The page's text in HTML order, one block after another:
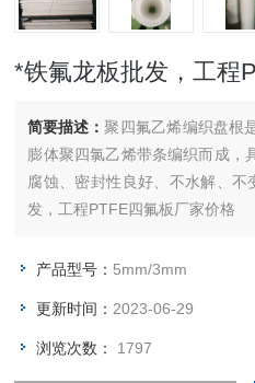
*铁氟龙板批发，工程
简要描述：聚四氟乙烯编织盘根
膨体聚四氯乙烯带条编织而成，
腐蚀、密封性良好、不水解、不变硬等
发，工程PTFE四氟板厂家价格
产品型号： 5mm/3mm
更新时间： 2023-06-29
浏览次数： 1797